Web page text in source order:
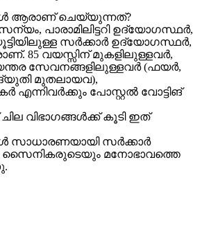
ആരാണ് ചെയ്യുന്നത്?
പാരാമിലിട്ടറി ഉദ്യോഗസ്ഥര്‍,
സര്‍ക്കാര്‍ ഉദ്യോഗസ്ഥര്‍,
85 വയസ്സിന് മുകളിലുള്ളവര്‍,
സേവനങ്ങളിലുള്ളവര്‍ (ഫയര്‍,
മുതലായവ),
എന്നിവര്‍ക്കും പോസ്റ്റല്‍ വോട്ടിങ്
വിഭാഗങ്ങള്‍ക്ക് കൂടി ഇത്
സാധാരണയായി സര്‍ക്കാര്‍
സൈനികരുടെയും മനോഭാവത്തെ